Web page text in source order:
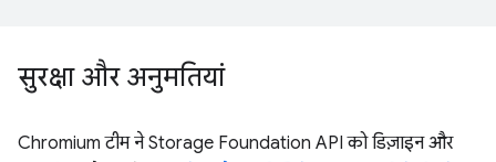
सुरक्षा और अनुमतियां
Chromium टीम ने Storage Foundation API को डिज़ाइन और